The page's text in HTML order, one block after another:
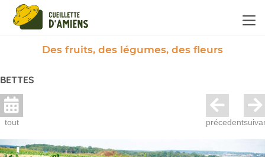
Des fruits, des légumes, des fleurs
BETTES
tout précedent
Panneau de gestion des cookies